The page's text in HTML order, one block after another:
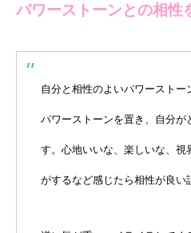
パワーストーンとの相性
自分と相性のよいパワーストー
パワーストーンを置き、自分が
す。心地いいな、楽しいな、視
がするなど感じたら相性が良い